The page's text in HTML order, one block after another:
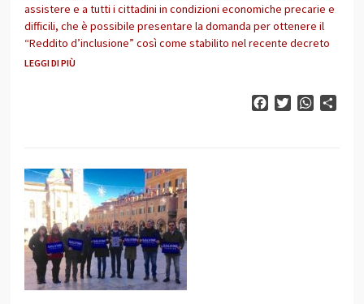
assistere e a tutti i cittadini in condizioni economiche precarie e
difficili, che è possibile presentare la domanda per ottenere il
“Reddito d’inclusione” così come stabilito nel recente decreto
LEGGI DI PIÙ
FacebookTwitter